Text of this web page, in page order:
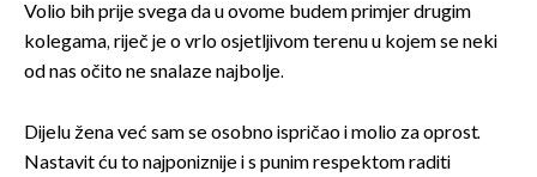
Volio bih prije svega da u ovome budem primjer drugim
kolegama, riječ je o vrlo osjetljivom terenu u kojem se neki
od nas očito ne snalaze najbolje.
Dijelu žena već sam se osobno ispričao i molio za oprost.
Nastavit ću to najponiznije i s punim respektom raditi